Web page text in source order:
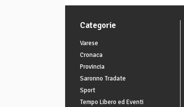
Categorie
Varese
Cronaca
Provincia
Saronno Tradate
Sport
Tempo Libero ed Eventi